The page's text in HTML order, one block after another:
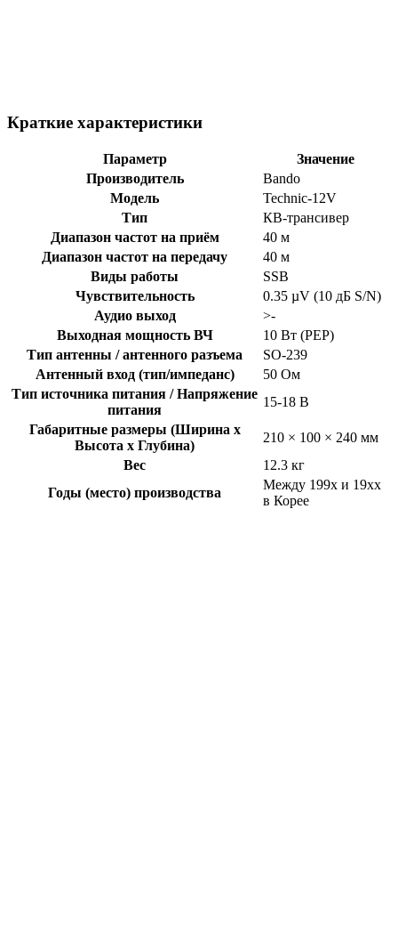
Краткие характеристики
Параметр
Значение
Производитель
Bando
Модель
Technic-12V
Тип
КВ-трансивер
Диапазон частот на приём
40 м
Диапазон частот на передачу
40 м
Виды работы
SSB
Чувствительность
0.35 µV (10 дБ S/N)
Аудио выход
>-
Выходная мощность ВЧ
10 Вт (PEP)
Тип антенны / антенного разъема
SO-239
Антенный вход (тип/импеданс)
50 Ом
Тип источника питания / Напряжение
питания
15-18 В
Габаритные размеры (Ширина x
Высота x Глубина)
210 × 100 × 240 мм
Вес
12.3 кг
Годы (место) производства
Между 199x и 19xx
в Корее